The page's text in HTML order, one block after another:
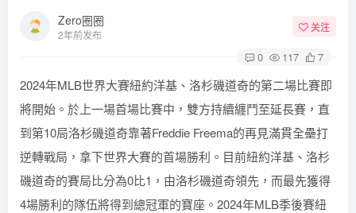
Zero圈圈
2年前发布
关注
0 117 7
2024年MLB世界大賽紐約洋基、洛杉磯道奇的第二場比賽即
將開始。於上一場首場比賽中，雙方持續纏鬥至延長賽，直
到第10局洛杉磯道奇靠著Freddie Freema的再見滿貫全壘打
逆轉戰局，拿下世界大賽的首場勝利。目前紐約洋基、洛杉
磯道奇的賽局比分為0比1，由洛杉磯道奇領先，而最先獲得
4場勝利的隊伍將得到總冠軍的寶座。2024年MLB季後賽紐